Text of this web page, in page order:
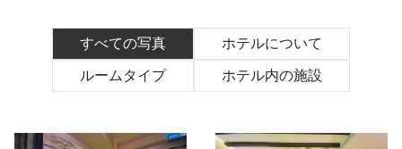
すべての写真 ホテルについて
ルームタイプ ホテル内の施設